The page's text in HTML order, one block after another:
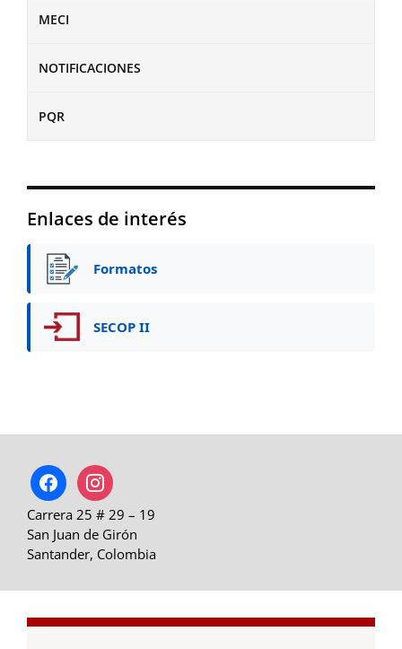
MECI
NOTIFICACIONES
PQR
Enlaces de interés
Formatos
SECOP II
facebookinstagram
Carrera 25 # 29 – 19
San Juan de Girón
Santander, Colombia